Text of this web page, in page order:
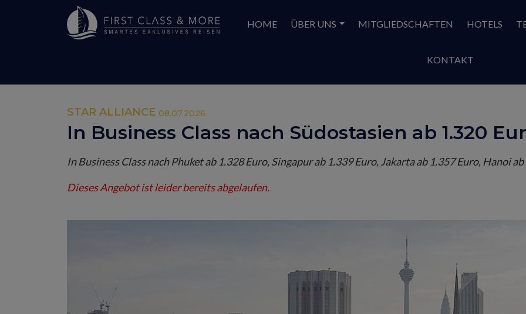
HOME ÜBER UNS MITGLIEDSCHAFTEN HOTELS
KONTAKT
STAR ALLIANCE 08.07.2026
In Business Class nach Südostasien ab 1.320
In Business Class nach Phuket ab 1.328 Euro, Singapur ab 1.339 Euro, Jakarta ab 1.357 Euro, Hanoi
Dieses Angebot ist leider bereits abgelaufen.